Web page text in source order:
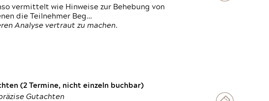
vermittelt wie Hinweise zur Behebung von
die Teilnehmer Beg…
Analyse vertraut zu machen.
(2 Termine, nicht einzeln buchbar)
Gutachten